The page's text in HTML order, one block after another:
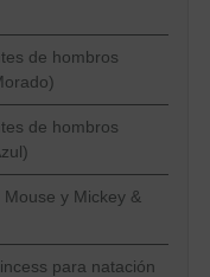
de hombros
de hombros
y Mickey &
para natación